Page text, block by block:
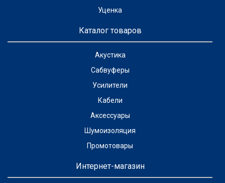
Уценка
Каталог товаров
Акустика
Сабвуферы
Усилители
Кабели
Аксессуары
Шумоизоляция
Промотовары
Интернет-магазин